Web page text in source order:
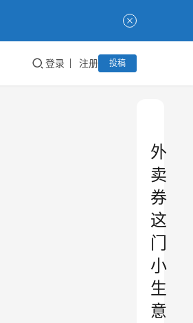
登录 注册 投稿
外
卖
券
这
门
小
生
意